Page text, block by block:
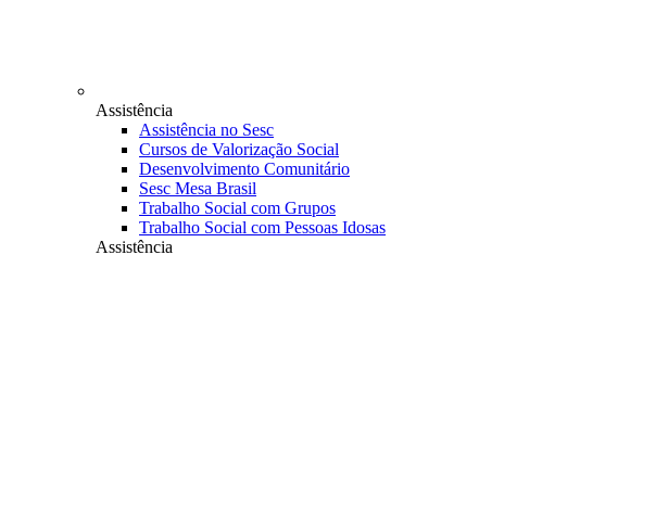
Assistência
Assistência no Sesc
Cursos de Valorização Social
Desenvolvimento Comunitário
Sesc Mesa Brasil
Trabalho Social com Grupos
Trabalho Social com Pessoas Idosas
Assistência